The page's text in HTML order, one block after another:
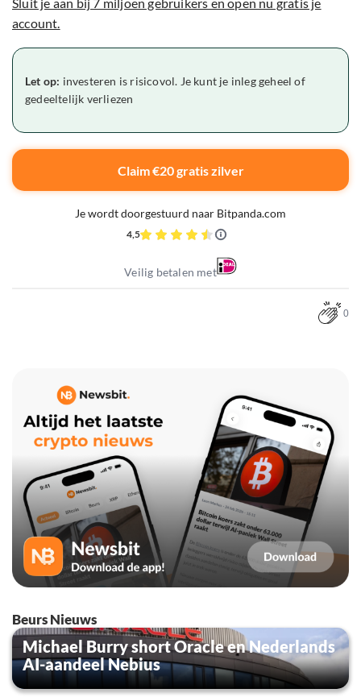
account.
Let op: investeren is risicovol. Je kunt je inleg geheel of
gedeeltelijk verliezen
Claim €20 gratis zilver
Je wordt doorgestuurd naar Bitpanda.com
4,5
Veilig betalen met
0
Beurs Nieuws
Michael Burry short Oracle en Nederlands
AI-aandeel Nebius